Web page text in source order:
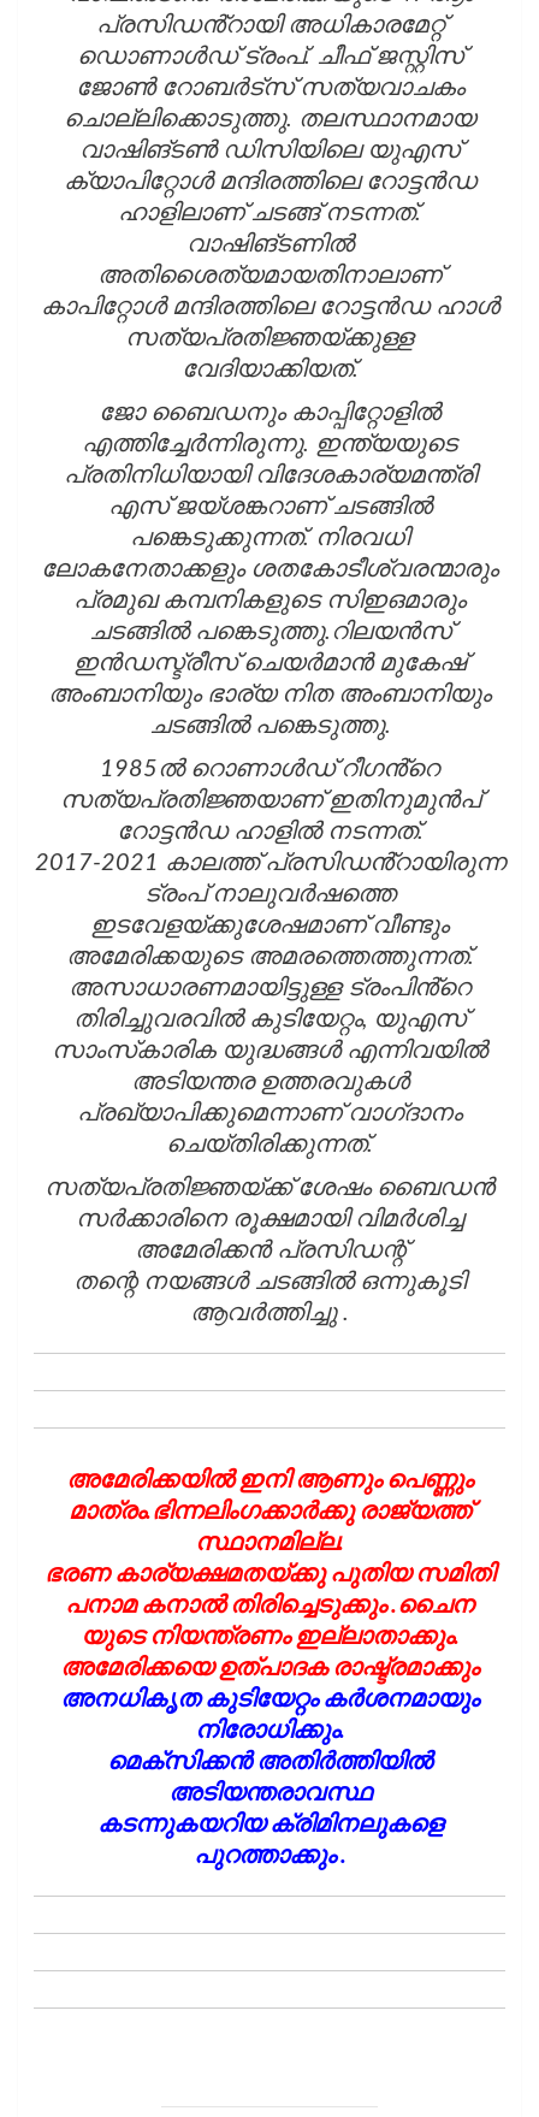
പ്രസിഡൻ്റായി അധികാരമേറ്റ്
ഡൊണാൾഡ് ട്രംപ്. ചീഫ് ജസ്റ്റിസ്
ജോണ്‍ റോബര്‍ട്‌സ് സത്യവാചകം
ചൊല്ലിക്കൊടുത്തു. തലസ്ഥാനമായ
വാഷിങ്ടണ്‍ ഡിസിയിലെ യുഎസ്
ക്യാപിറ്റോള്‍ മന്ദിരത്തിലെ റോട്ടന്‍ഡ
ഹാളിലാണ് ചടങ്ങ് നടന്നത്.
വാഷിങ്ടണിൽ
അതിശൈത്യമായതിനാലാണ്
കാപിറ്റോൾ മന്ദിരത്തിലെ റോട്ടൻഡ ഹാൾ
സത്യപ്രതിജ്ഞയ്‌ക്കുള്ള
വേദിയാക്കിയത്.
ജോ ബൈഡനും കാപ്പിറ്റോളിൽ
എത്തിച്ചേർന്നിരുന്നു. ഇന്ത്യയുടെ
പ്രതിനിധിയായി വിദേശകാര്യമന്ത്രി
എസ് ജയ്‌ശങ്കറാണ് ചടങ്ങിൽ
പങ്കെടുക്കുന്നത്. നിരവധി
ലോകനേതാക്കളും ശതകോടീശ്വരന്മാരും
പ്രമുഖ കമ്പനികളുടെ സിഇഒമാരും
ചടങ്ങില്‍ പങ്കെടുത്തു.റിലയന്‍സ്
ഇന്‍ഡസ്ട്രീസ് ചെയര്‍മാന്‍ മുകേഷ്
അംബാനിയും ഭാര്യ നിത അംബാനിയും
ചടങ്ങില്‍ പങ്കെടുത്തു.
1985ൽ റൊണാൾഡ് റീഗൻ്റെ
സത്യപ്രതിജ്ഞയാണ് ഇതിനുമുൻപ്‌
റോട്ടൻഡ ഹാളിൽ നടന്നത്.
2017-2021 കാലത്ത് പ്രസിഡൻ്റായിരുന്ന
ട്രംപ് നാലുവർഷത്തെ
ഇടവേളയ്ക്കുശേഷമാണ് വീണ്ടും
അമേരിക്കയുടെ അമരത്തെത്തുന്നത്.
അസാധാരണമായിട്ടുള്ള ട്രംപിൻ്റെ
തിരിച്ചുവരവിൽ കുടിയേറ്റം, യുഎസ്
സാംസ്‌കാരിക യുദ്ധങ്ങൾ എന്നിവയിൽ
അടിയന്തര ഉത്തരവുകൾ
പ്രഖ്യാപിക്കുമെന്നാണ് വാഗ്‌ദാനം
ചെയ്‌തിരിക്കുന്നത്.
സത്യപ്രതിജ്ഞയ്ക്ക് ശേഷം ബൈഡൻ
സർക്കാരിനെ രൂക്ഷമായി വിമർശിച്ച
അമേരിക്കൻ പ്രസിഡന്റ്
തന്റെ നയങ്ങൾ ചടങ്ങിൽ ഒന്നുകൂടി
ആവർത്തിച്ചു .
അമേരിക്കയിൽ ഇനി ആണും പെണ്ണും
മാത്രം.ഭിന്നലിംഗക്കാർക്കു രാജ്യത്ത്
സ്ഥാനമില്ല.
ഭരണ കാര്യക്ഷമതയ്ക്കു പുതിയ സമിതി
പനാമ കനാൽ തിരിച്ചെടുക്കും .ചൈന
യുടെ നിയന്ത്രണം ഇല്ലാതാക്കും.
അമേരിക്കയെ ഉത്പാദക രാഷ്ട്രമാക്കും
അനധികൃത കുടിയേറ്റം കർശനമായും
നിരോധിക്കും.
മെക്സിക്കൻ അതിർത്തിയിൽ
അടിയന്തരാവസ്ഥ
കടന്നുകയറിയ ക്രിമിനലുകളെ
പുറത്താക്കും .